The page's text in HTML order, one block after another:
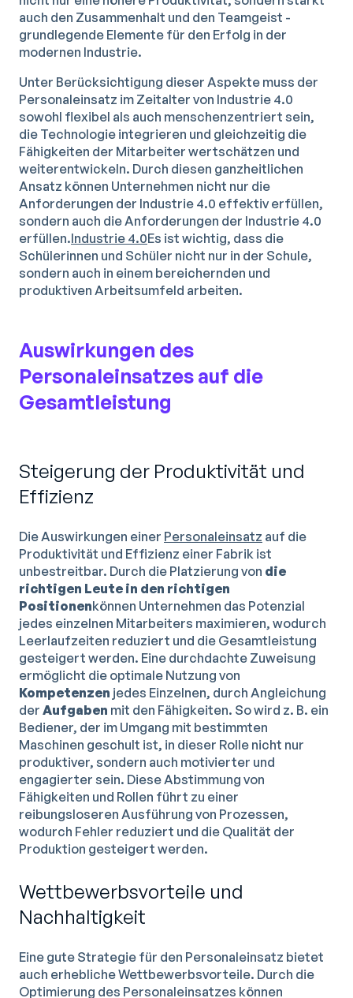
auch den Zusammenhalt und den Teamgeist -
grundlegende Elemente für den Erfolg in der
modernen Industrie.
Unter Berücksichtigung dieser Aspekte muss der
Personaleinsatz im Zeitalter von Industrie 4.0
sowohl flexibel als auch menschenzentriert sein,
die Technologie integrieren und gleichzeitig die
Fähigkeiten der Mitarbeiter wertschätzen und
weiterentwickeln. Durch diesen ganzheitlichen
Ansatz können Unternehmen nicht nur die
Anforderungen der Industrie 4.0 effektiv erfüllen,
sondern auch die Anforderungen der Industrie 4.0
erfüllen.Industrie 4.0Es ist wichtig, dass die
Schülerinnen und Schüler nicht nur in der Schule,
sondern auch in einem bereichernden und
produktiven Arbeitsumfeld arbeiten.
Auswirkungen des
Personaleinsatzes auf die
Gesamtleistung
Steigerung der Produktivität und
Effizienz
Die Auswirkungen einer Personaleinsatz auf die
Produktivität und Effizienz einer Fabrik ist
unbestreitbar. Durch die Platzierung von die
richtigen Leute in den richtigen
Positionenkönnen Unternehmen das Potenzial
jedes einzelnen Mitarbeiters maximieren, wodurch
Leerlaufzeiten reduziert und die Gesamtleistung
gesteigert werden. Eine durchdachte Zuweisung
ermöglicht die optimale Nutzung von
Kompetenzen jedes Einzelnen, durch Angleichung
der Aufgaben mit den Fähigkeiten. So wird z. B. ein
Bediener, der im Umgang mit bestimmten
Maschinen geschult ist, in dieser Rolle nicht nur
produktiver, sondern auch motivierter und
engagierter sein. Diese Abstimmung von
Fähigkeiten und Rollen führt zu einer
reibungsloseren Ausführung von Prozessen,
wodurch Fehler reduziert und die Qualität der
Produktion gesteigert werden.
Wettbewerbsvorteile und
Nachhaltigkeit
Eine gute Strategie für den Personaleinsatz bietet
auch erhebliche Wettbewerbsvorteile. Durch die
Optimierung des Personaleinsatzes können